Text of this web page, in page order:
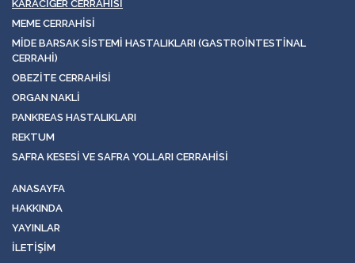
KARACIĞER CERRAHISI
MEME CERRAHISI
MIDE BARSAK SISTEMI HASTALIKLARI (GASTROINTESTINAL
CERRAHI)
OBEZITE CERRAHISI
ORGAN NAKLI
PANKREAS HASTALIKLARI
REKTUM
SAFRA KESESI VE SAFRA YOLLARI CERRAHISI
ANASAYFA
HAKKINDA
YAYINLAR
İLETIŞIM